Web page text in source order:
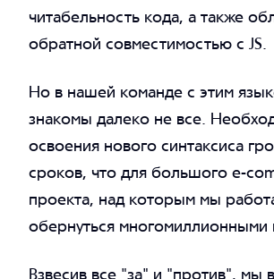
читабельность кода, а также
обратной совместимостью с JS.
Но в нашей команде с этим
знакомы далеко не все.
освоения нового синтаксиса
сроков, что для большого e-
проекта, над которым мы
обернуться многомиллионными
Взвесив все "за" и "против", мы